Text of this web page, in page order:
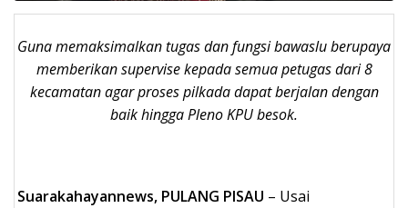
Guna memaksimalkan tugas dan fungsi bawaslu berupaya
memberikan supervise kepada semua petugas dari 8
kecamatan agar proses pilkada dapat berjalan dengan
baik hingga Pleno KPU besok.
Suarakahayannews, PULANG PISAU – Usai